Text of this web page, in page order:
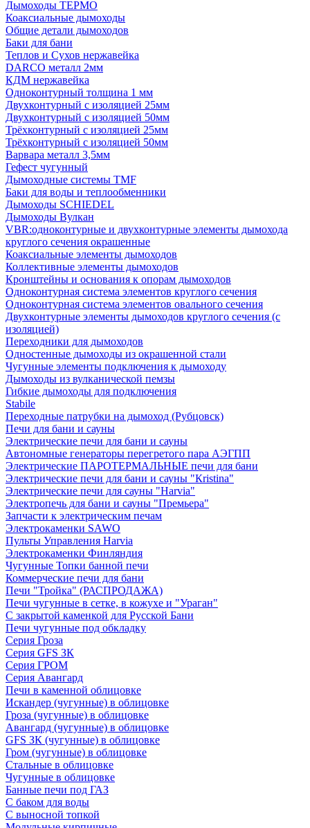
Дымоходы ТЕРМО
Коаксиальные дымоходы
Общие детали дымоходов
Баки для бани
Теплов и Сухов нержавейка
DARCO металл 2мм
КДМ нержавейка
Одноконтурный толщина 1 мм
Двухконтурный с изоляцией 25мм
Двухконтурный с изоляцией 50мм
Трёхконтурный с изоляцией 25мм
Трёхконтурный с изоляцией 50мм
Варвара металл 3,5мм
Гефест чугунный
Дымоходные системы TMF
Баки для воды и теплообменники
Дымоходы SCHIEDEL
Дымоходы Вулкан
VBR:одноконтурные и двухконтурные элементы дымохода
круглого сечения окрашенные
Коаксиальные элементы дымоходов
Коллективные элементы дымоходов
Кронштейны и основания к опорам дымоходов
Одноконтурная система элементов круглого сечения
Одноконтурная система элементов овального сечения
Двухконтурные элементы дымоходов круглого сечения (с
изоляцией)
Переходники для дымоходов
Одностенные дымоходы из окрашенной стали
Чугунные элементы подключения к дымоходу
Дымоходы из вулканической пемзы
Гибкие дымоходы для подключения
Stabile
Переходные патрубки на дымоход (Рубцовск)
Печи для бани и сауны
Электрические печи для бани и сауны
Автономные генераторы перегретого пара АЭГПП
Электрические ПАРОТЕРМАЛЬНЫЕ печи для бани
Электрические печи для бани и сауны "Кristina"
Электрические печи для сауны "Harvia"
Электропечь для бани и сауны "Премьера"
Запчасти к электрическим печам
Электрокаменки SAWO
Пульты Управления Harvia
Электрокаменки Финляндия
Чугунные Топки банной печи
Коммерческие печи для бани
Печи "Тройка" (РАСПРОДАЖА)
Печи чугунные в сетке, в кожухе и "Ураган"
С закрытой каменкой для Русской Бани
Печи чугунные под обкладку
Серия Гроза
Серия GFS ЗК
Серия ГРОМ
Серия Авангард
Печи в каменной облицовке
Искандер (чугунные) в облицовке
Гроза (чугунные) в облицовке
Авангард (чугунные) в облицовке
GFS ЗК (чугунные) в облицовке
Гром (чугунные) в облицовке
Стальные в облицовке
Чугунные в облицовке
Банные печи под ГАЗ
С баком для воды
С выносной топкой